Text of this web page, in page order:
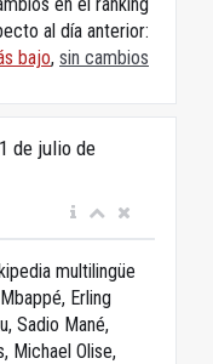
al día anterior:
bajo, sin cambios
de julio de
multilingüe
Erling
Sadio Mané,
Michael Olise,